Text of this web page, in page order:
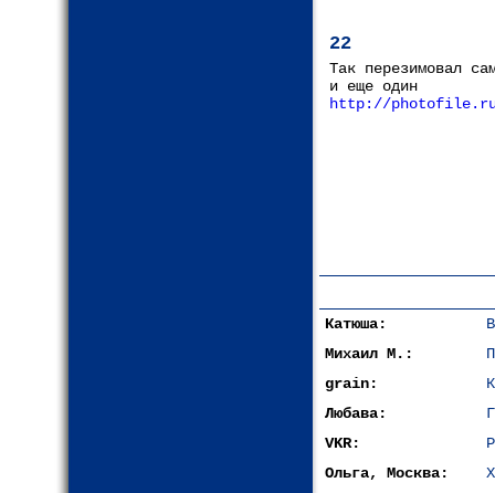
22
Так перезимовал
и еще один
http://
Катюша:
Михаил М.:
grain:
Любава:
VKR:
Ольга, Москва: